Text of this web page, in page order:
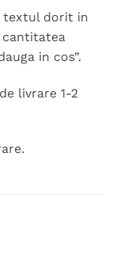
textul dorit in
cantitatea
in cos”.
livrare 1-2